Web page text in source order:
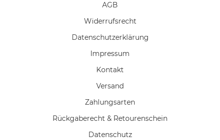
AGB
Widerrufs­recht
Daten­schutz­erklärung
Impressum
Kontakt
Versand
Zahlungsarten
Rückgaberecht & Retourenschein
Datenschutz